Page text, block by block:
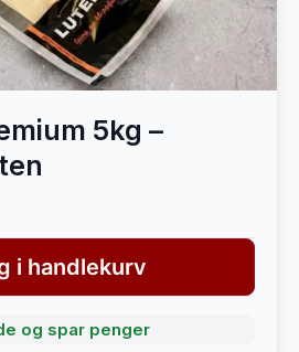
5kg –
i handlekurv
og spar penger